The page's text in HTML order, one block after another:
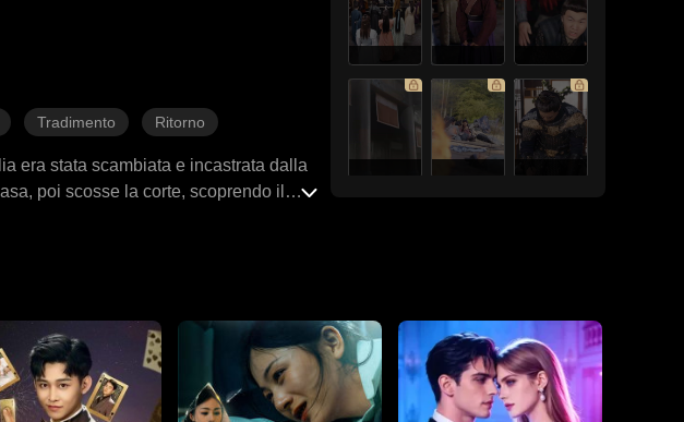
Tradimento Ritorno
era stata scambiata e incastrata dalla
poi scosse la corte, scoprendo il